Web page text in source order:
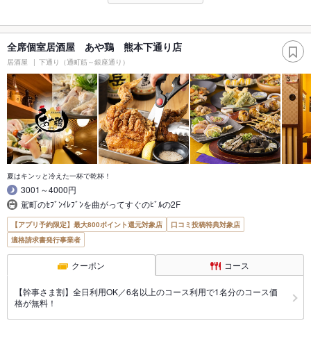
全席個室居酒屋 あや鶏 熊本下通り店
居酒屋 下通り（通町筋～銀座通り）
夏はキンッと冷えた一杯で乾杯！
3001～4000円
駕町のｾﾌﾞﾝｲﾚﾌﾞﾝを曲がってすぐのﾋﾞﾙの2F
【アプリ予約限定】最大800ポイント還元対象店
口コミ投稿特典対象店
適格請求書発行事業者
クーポン コース
【幹事さま割】全日利用OK／6名以上のコース利用で1名分のコース価
格が無料！